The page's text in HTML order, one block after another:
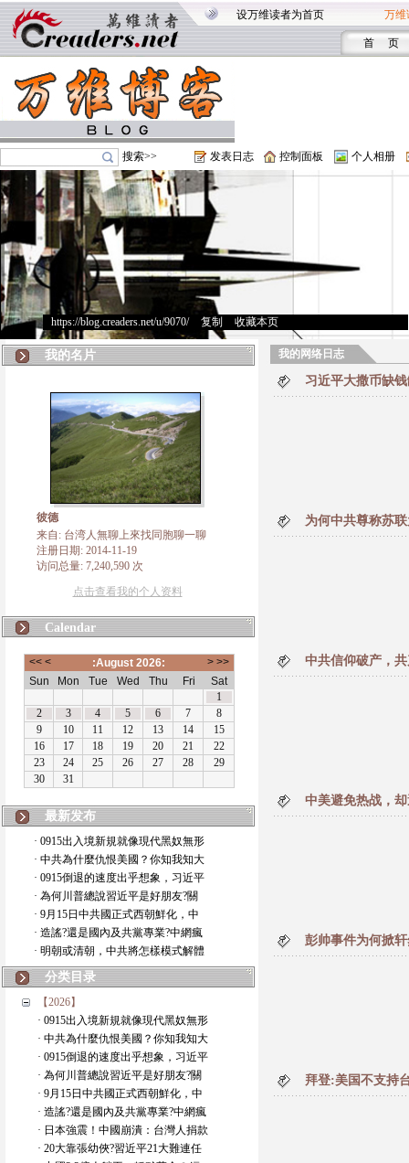
设万维读者为首页 万维
首 页
搜索>> 发表日志 控制面板 个人相册
https://blog.creaders.net/u/9070/> 复制 收藏本页
我的名片
彼德
来自: 台湾人無聊上來找同胞聊一聊
注册日期: 2014-11-19
访问总量: 7,240,590 次
点击查看我的个人资料
Calendar
最新发布
· 0915出入境新規就像現代黑奴無形
· 中共為什麼仇恨美國？你知我知大
· 0915倒退的速度出乎想象，习近平
· 為何川普總說習近平是好朋友?關
· 9月15日中共國正式西朝鮮化，中
· 造謠?還是國內及共黨專業?中網瘋
· 明朝或清朝，中共將怎樣模式解體
分类目录
【2026】
· 0915出入境新規就像現代黑奴無形
· 中共為什麼仇恨美國？你知我知大
· 0915倒退的速度出乎想象，习近平
· 為何川普總說習近平是好朋友?關
· 9月15日中共國正式西朝鮮化，中
· 造謠?還是國內及共黨專業?中網瘋
· 日本強震！中國崩潰：台灣人捐款
· 20大靠張幼俠?習近平21大難連任
我的网络日志
习近平大撒币缺
为何中共尊称苏
中共信仰破产，
中美避免热战，
彭帅事件为何掀
拜登:美国不支持